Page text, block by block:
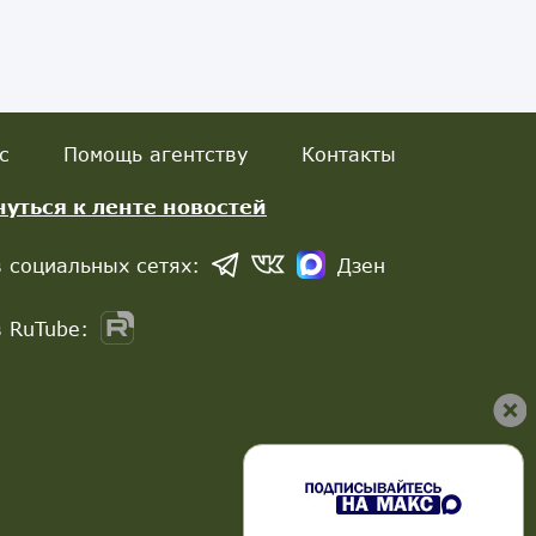
Помощь агентству Контакты
к ленте новостей
сетях: Дзен